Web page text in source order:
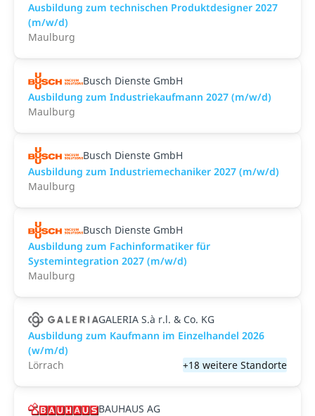
Ausbildung zum technischen Produktdesigner 2027
(m/w/d)
Maulburg
Busch Dienste GmbH
Ausbildung zum Industriekaufmann 2027 (m/w/d)
Maulburg
Busch Dienste GmbH
Ausbildung zum Industriemechaniker 2027 (m/w/d)
Maulburg
Busch Dienste GmbH
Ausbildung zum Fachinformatiker für
Systemintegration 2027 (m/w/d)
Maulburg
GALERIA S.à r.l. & Co. KG
Ausbildung zum Kaufmann im Einzelhandel 2026
(w/m/d)
Lörrach
+18 weitere Standorte
BAUHAUS AG